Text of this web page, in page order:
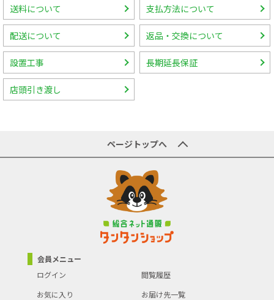
送料について 支払方法について
配送について 返品・交換について
設置工事 長期延長保証
店頭引き渡し
ページトップへ
会員メニュー
ログイン
閲覧履歴
お気に入り
お届け先一覧